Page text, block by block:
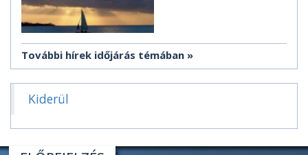
További hírek időjárás témában
Kiderül